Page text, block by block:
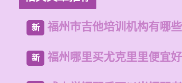
新 福州市吉他培训机构有哪
新 福州哪里买尤克里里便宜